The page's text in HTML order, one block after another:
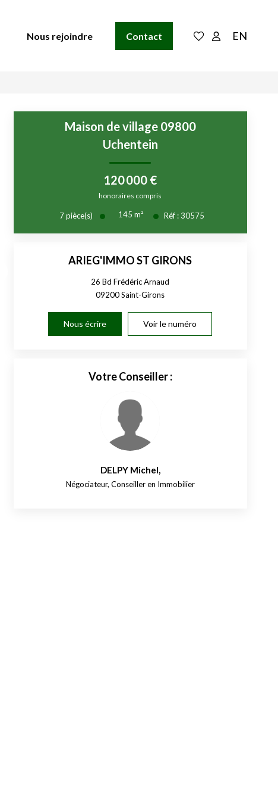
Nous rejoindre Contact EN
Maison de village 09800
Uchentein
120 000 €
honoraires compris
7pièce(s) 145m² Réf :30575
ARIEG'IMMO ST GIRONS
26 Bd Frédéric Arnaud
09200Saint-Girons
Nous écrire Voir le numéro
Votre Conseiller :
DELPY Michel,
Négociateur, Conseiller en Immobilier